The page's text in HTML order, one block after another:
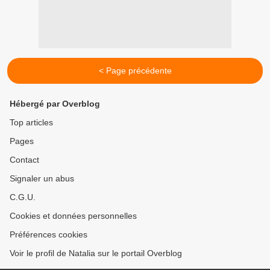
< Page précédente
Hébergé par Overblog
Top articles
Pages
Contact
Signaler un abus
C.G.U.
Cookies et données personnelles
Préférences cookies
Voir le profil de Natalia sur le portail Overblog